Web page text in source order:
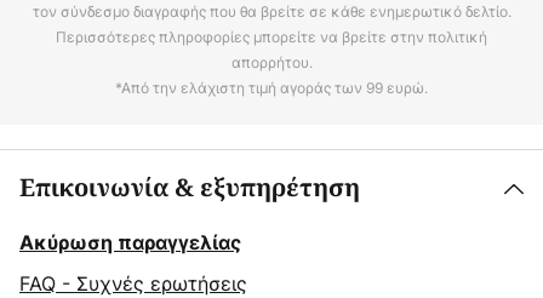
τον σύνδεσμο διαγραφής που θα βρείτε σε κάθε ενημερωτικό δελτίο.
Περισσότερες πληροφορίες μπορείτε να βρείτε στην πολιτική
απορρήτου.
*Από την ελάχιστη τιμή αγοράς των 99 ευρώ.
Επικοινωνία & εξυπηρέτηση
Ακύρωση παραγγελίας
FAQ - Συχνές ερωτήσεις